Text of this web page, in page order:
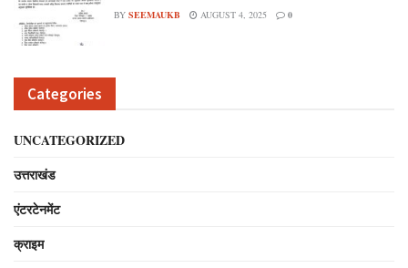
BY SEEMAUKB AUGUST 4, 2025 0
Categories
UNCATEGORIZED
उत्तराखंड
एंटरटेनमेंट
क्राइम